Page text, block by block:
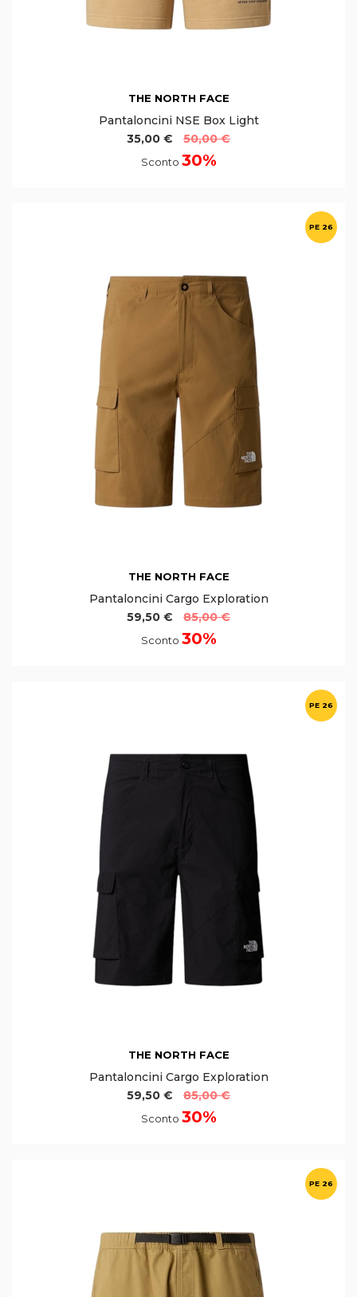
THE NORTH FACE
Pantaloncini NSE Box Light
35,00 €
50,00 €
Sconto 30%
PE 26
THE NORTH FACE
Pantaloncini Cargo Exploration
59,50 €
85,00 €
Sconto 30%
PE 26
THE NORTH FACE
Pantaloncini Cargo Exploration
59,50 €
85,00 €
Sconto 30%
PE 26